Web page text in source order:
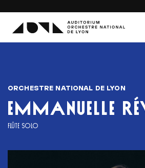
ORCHESTRE NATIONAL DE LYON
EMMANUELLE
FLÛTE SOLO